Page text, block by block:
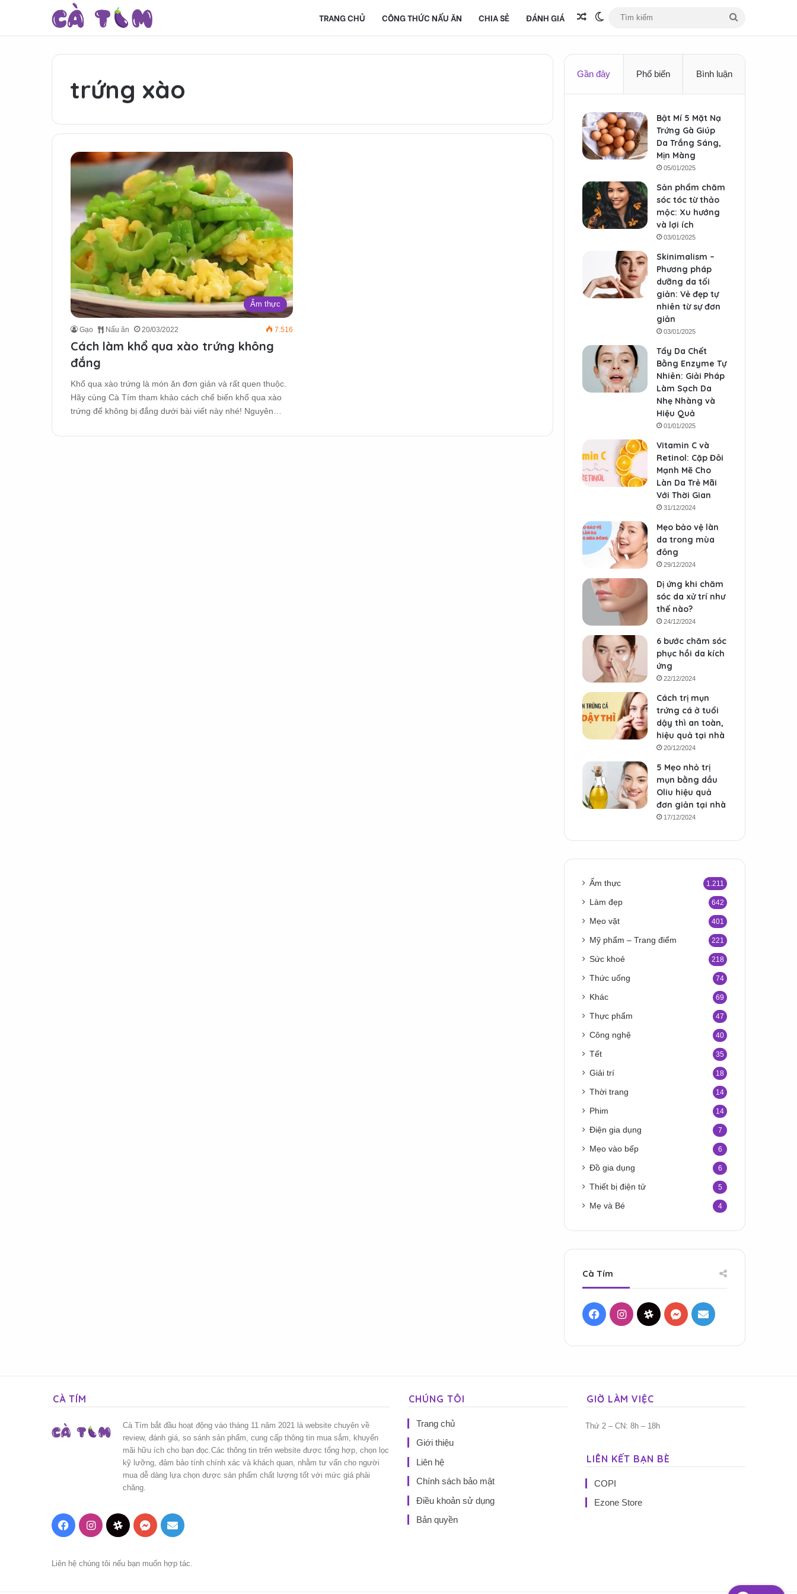
TRANG CHỦ CÔNG THỨC NẤU ĂN CHIA SẺ ĐÁNH GIÁ Bài viết ngẫu nhiên
Switch skin
kiếm
trứng xào
Ẩm thực
Gạo Nấu ăn 20/03/2022 7.516
Cách làm khổ qua xào trứng không
đắng
Khổ qua xào trứng là món ăn đơn giản và rất quen thuộc.
Hãy cùng Cà Tím tham khảo cách chế biến khổ qua xào
trứng để không bị đắng dưới bài viết này nhé! Nguyên…
Gần đây Phổ biến Bình luận
Bật Mí 5 Mặt Nạ
Trứng Gà Giúp
Da Trắng Sáng,
Mịn Màng
05/01/2025
Sản phẩm chăm
sóc tóc từ thảo
mộc: Xu hướng
và lợi ích
03/01/2025
Skinimalism –
Phương pháp
dưỡng da tối
giản: Vẻ đẹp tự
nhiên từ sự đơn
giản
03/01/2025
Tẩy Da Chết
Bằng Enzyme Tự
Nhiên: Giải Pháp
Làm Sạch Da
Nhẹ Nhàng và
Hiệu Quả
01/01/2025
Vitamin C và
Retinol: Cặp Đôi
Mạnh Mẽ Cho
Làn Da Trẻ Mãi
Với Thời Gian
31/12/2024
Mẹo bảo vệ làn
da trong mùa
đông
29/12/2024
Dị ứng khi chăm
sóc da xử trí như
thế nào?
24/12/2024
6 bước chăm sóc
phục hồi da kích
ứng
22/12/2024
Cách trị mụn
trứng cá ở tuổi
dậy thì an toàn,
hiệu quả tại nhà
20/12/2024
5 Mẹo nhỏ trị
mụn bằng dầu
Oliu hiệu quả
đơn giản tại nhà
17/12/2024
Ẩm thực 1.211
Làm đẹp 642
Mẹo vặt 401
Mỹ phẩm – Trang điểm 221
Sức khoẻ 218
Thức uống 74
Khác 69
Thực phẩm 47
Công nghệ 40
Tết 35
Giải trí 18
Thời trang 14
Phim 14
Điện gia dụng 7
Mẹo vào bếp 6
Đồ gia dụng 6
Thiết bị điện tử 5
Mẹ và Bé 4
Cà Tím
FacebookInstagramThreadsMessenger
Mail
CÀ TÍM
Cà Tím bắt đầu hoạt động vào tháng 11 năm 2021 là website chuyên về
review, đánh giá, so sánh sản phẩm, cung cấp thông tin mua sắm, khuyến
mãi hữu ích cho bạn đọc.Các thông tin trên website được tổng hợp, chọn lọc
kỹ lưỡng, đảm bảo tính chính xác và khách quan, nhằm tư vấn cho người
mua dễ dàng lựa chọn được sản phẩm chất lượng tốt với mức giá phải
chăng.
FacebookInstagramThreadsMessenger
Mail
Liên hệ chúng tôi nếu bạn muốn hợp tác.
CHÚNG TÔI
Trang chủ
Giới thiệu
Liên hệ
Chính sách bảo mật
Điều khoản sử dụng
Bản quyền
GIỜ LÀM VIỆC
Thứ 2 – CN: 8h – 18h
LIÊN KẾT BẠN BÈ
COPI
Ezone Store